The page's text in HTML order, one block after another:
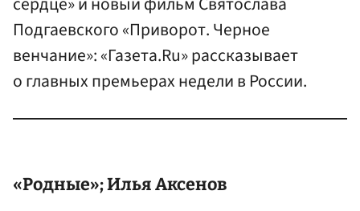
Подгаевского «Приворот. Черное
венчание»: «Газета.Ru» рассказывает
о главных премьерах недели в России.
«Родные»;Илья Аксенов